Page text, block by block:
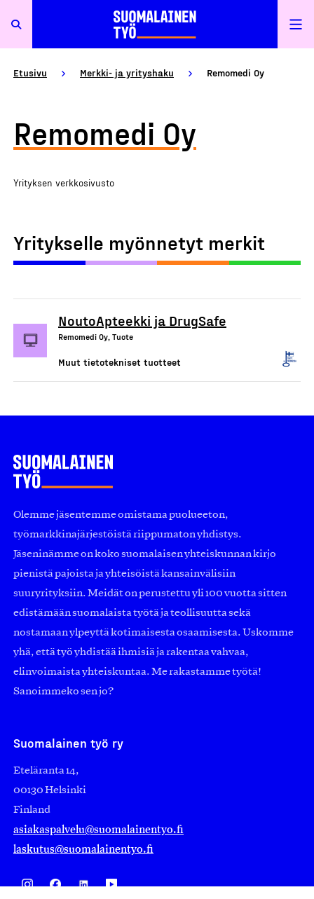
Etusivu Merkki- ja yrityshaku Remomedi Oy
Remomedi Oy
Yrityksen verkkosivusto
Yritykselle myönnetyt merkit
NoutoApteekki ja DrugSafe
Remomedi Oy, Tuote
Muut tietotekniset tuotteet
Olemme jäsentemme omistama puolueeton,
työmarkkinajärjestöistä riippumaton yhdistys.
Jäseninämme on koko suomalaisen yhteiskunnan kirjo
pienistä pajoista ja yhteisöistä kansainvälisiin
suuryrityksiin. Meidät on perustettu yli 100 vuotta sitten
edistämään suomalaista työtä ja teollisuutta sekä
nostamaan ylpeyttä kotimaisesta osaamisesta. Uskomme
yhä, että työ yhdistää ihmisiä ja rakentaa vahvaa,
elinvoimaista yhteiskuntaa. Me rakastamme työtä!
Sanoimmeko sen jo?
Suomalainen työ ry
Eteläranta 14,
00130 Helsinki
Finland
asiakaspalvelu@suomalainentyo.fi
laskutus@suomalainentyo.fi